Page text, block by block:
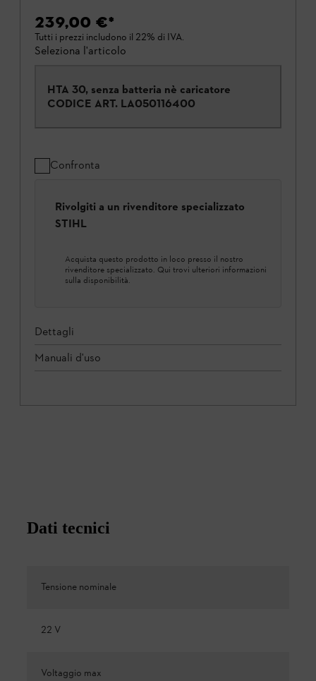
239,00 €*
Tutti i prezzi includono il 22% di IVA.
Seleziona l'articolo
HTA 30, senza batteria nè caricatore
CODICE ART. LA050116400
Confronta
Rivolgiti a un rivenditore specializzato
STIHL
Acquista questo prodotto in loco presso il nostro
rivenditore specializzato. Qui trovi ulteriori informazioni
sulla disponibilità.
Dettagli
Manuali d'uso
Dati tecnici
Tensione nominale
22 V
Voltaggio max